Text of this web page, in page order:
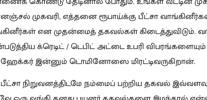
முகவரி, எத்தனை ரூபாய்க்கு பீட்சா
என முதன்மைத் தகவல்கள் கிடைத்துவிடும்.
க்ரெடிட் / டெபிட் அட்டை உபரி
இன்னும் டொமினோஸை மிரட்டிவருகிறான்.
பீட்சா நிறுவனத்திடமே நம்மைப் பற்றிய தகவல்